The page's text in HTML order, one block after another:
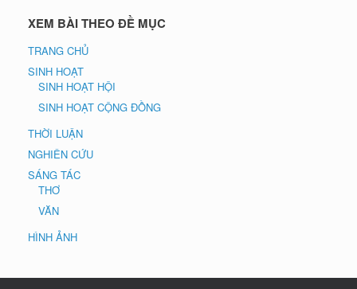
XEM BÀI THEO ĐỀ MỤC
TRANG CHỦ
SINH HOẠT
SINH HOẠT HỘI
SINH HOẠT CỘNG ĐỒNG
THỜI LUẬN
NGHIÊN CỨU
SÁNG TÁC
THƠ
VĂN
HÌNH ẢNH